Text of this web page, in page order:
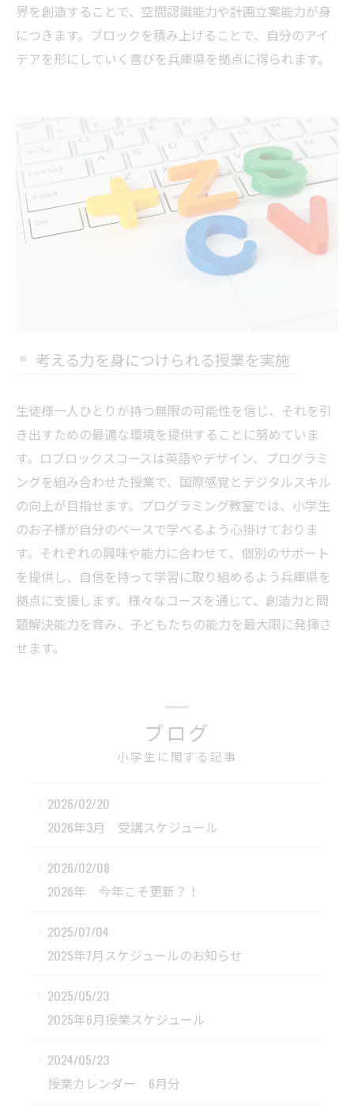
界を創造することで、空間認識能力や計画立案能力が身
につきます。ブロックを積み上げることで、自分のアイ
デアを形にしていく喜びを兵庫県を拠点に得られます。
考える力を身につけられる授業を実施
生徒様一人ひとりが持つ無限の可能性を信じ、それを引
き出すための最適な環境を提供することに努めていま
す。ロブロックスコースは英語やデザイン、プログラミ
ングを組み合わせた授業で、国際感覚とデジタルスキル
の向上が目指せます。プログラミング教室では、小学生
のお子様が自分のペースで学べるよう心掛けておりま
す。それぞれの興味や能力に合わせて、個別のサポート
を提供し、自信を持って学習に取り組めるよう兵庫県を
拠点に支援します。様々なコースを通じて、創造力と問
題解決能力を育み、子どもたちの能力を最大限に発揮さ
せます。
ブログ
小学生に関する記事
2026/02/20
2026年3月 受講スケジュール
2026/02/08
2026年 今年こそ更新？！
2025/07/04
2025年7月スケジュールのお知らせ
2025/05/23
2025年6月授業スケジュール
2024/05/23
授業カレンダー 6月分